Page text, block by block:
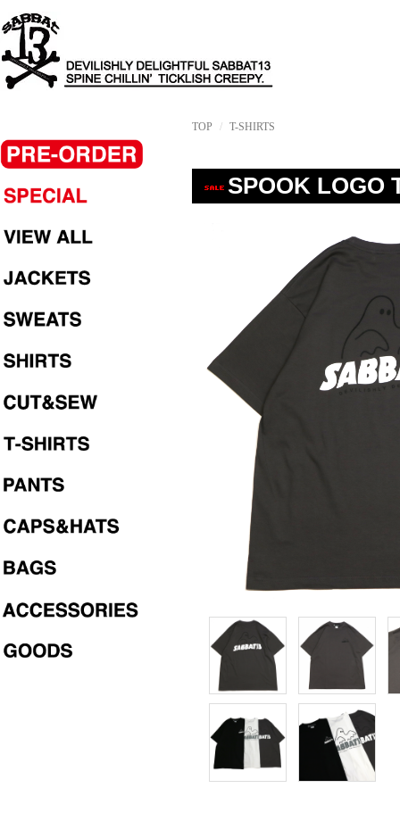
TOP T-SHIRTS
SPOOK LOGO